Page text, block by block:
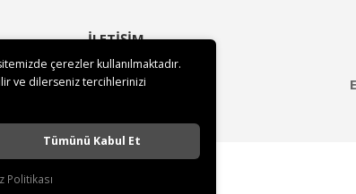
İLETİŞİM
çerezler kullanılmaktadır.
ve dilerseniz tercihlerinizi
Tümünü Kabul Et
Politikası